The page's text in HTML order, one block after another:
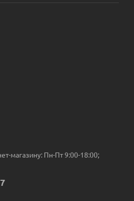
магазину: Пн-Пт 9:00-18:00;